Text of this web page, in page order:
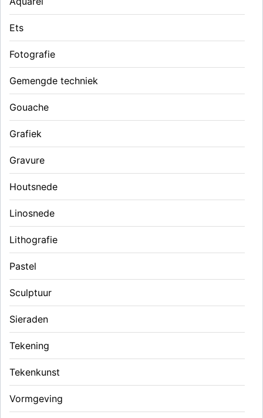
Ets
Fotografie
Gemengde techniek
Gouache
Grafiek
Gravure
Houtsnede
Linosnede
Lithografie
Pastel
Sculptuur
Sieraden
Tekening
Tekenkunst
Vormgeving